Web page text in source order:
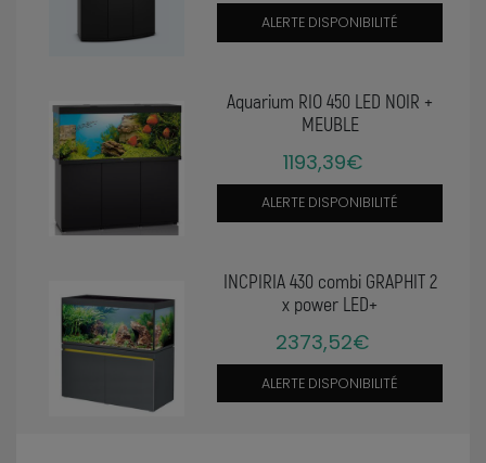
ALERTE DISPONIBILITÉ
Aquarium RIO 450 LED NOIR +
MEUBLE
1193,39€
ALERTE DISPONIBILITÉ
INCPIRIA 430 combi GRAPHIT 2
x power LED+
2373,52€
ALERTE DISPONIBILITÉ